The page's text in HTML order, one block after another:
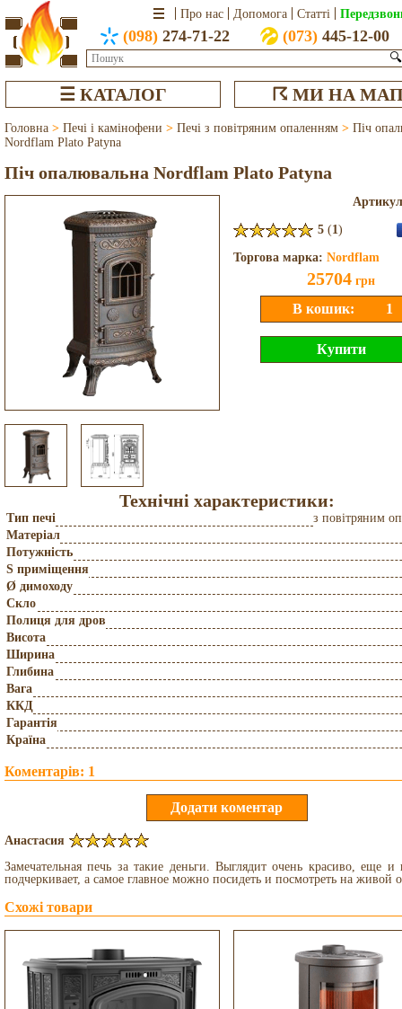
Про нас Допомога Статті
(098) 274-71-22 (073)445-12-00
🔍
☰ КАТАЛОГ ☈ МИ НА
Головна > Печі і камінофени > Печі з повітряним опаленням > Піч
Nordflam Plato Patyna
Піч опалювальна Nordflam Plato Patyna
5 (1)
Торгова марка: Nordflam
25704 грн
Технічні характеристики:
Тип печі
з повітряним
Матеріал
Потужність
S приміщення
Ø димоходу
Скло
Полиця для дров
Висота
Ширина
Глибина
Вага
ККД
Гарантія
Країна
Коментарів: 1
Анастасия
Замечательная печь за такие деньги. Выглядит очень красиво, еще и
подчеркивает, а самое главное можно посидеть и посмотреть на живой
Схожі товари